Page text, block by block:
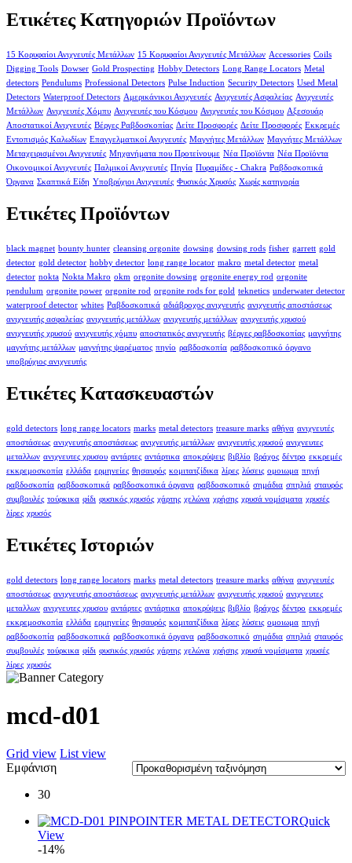
Ετικέτες Κατηγοριών Προϊόντων
15 Κορυφαίοι Ανιχνευτές Μετάλλων 15 Κορυφαίοι Ανιχνευτές Μετάλλων Accessories Coils
Digging Tools Dowser Gold Prospecting Hobby Detectors Long Range Locators Metal
detectors Pendulums Professional Detectors Pulse Induction Security Detectors Used Metal
Detectors Waterproof Detectors Αμερικάνικοι Ανιχνευτές Ανιχνευτές Ασφαλείας Ανιχνευτές
Μετάλλων Ανιχνευτές Χόμπυ Ανιχνευτές του Κόσμου Ανιχνευτές του Κόσμου Αξεσουάρ
Αποστατικοί Ανιχνευτές Βέργες Ραβδοσκοπίας Δείτε Προσφορές Δείτε Προσφορές Εκκρεμές
Εντοπισμός Καλωδίων Επαγγελματικοί Ανιχνευτές Μαγνήτες Μετάλλων Μαγνήτες Μετάλλων
Μεταχειρισμένοι Ανιχνευτές Μηχανήματα που Προτείνουμε Νέα Προϊόντα Νέα Προϊόντα
Οικονομικοί Ανιχνευτές Παλμικοί Ανιχνευτές Πηνία Πυραμίδες - Chakra Ραβδοσκοπικά
Όργανα Σκαπτικά Είδη Υποβρύχιοι Ανιχνευτές Φυσικός Χρυσός Χωρίς κατηγορία
Ετικέτες Προϊόντων
black magnet bounty hunter cleansing orgonite dowsing dowsing rods fisher garrett gold
detector gold detector hobby detector long range locator makro metal detector metal
detector nokta Nokta Makro okm orgonite dowsing orgonite energy rod orgonite
pendulum orgonite power orgonite rod orgonite rods for gold teknetics underwater detector
waterproof detector whites Ραβδοσκοπικά αδιάβροχος ανιχνευτής ανιχνευτής αποστάσεως
ανιχνευτής ασφαλείας ανιχνευτής μετάλλων ανιχνευτής μετάλλων ανιχνευτής χρυσού
ανιχνευτής χρυσού ανιχνευτής χόμπυ αποστατικός ανιχνευτής βέργες ραβδοσκοπίας μαγνήτης
μαγνήτης μετάλλων μαγνήτης ψαρέματος πηνίο ραβδοσκοπία ραβδοσκοπικό όργανο
υποβρύχιος ανιχνευτής
Ετικέτες Κατασκευαστών
gold detectors long range locators marks metal detectors treasure marks αθήνα ανιχνευτές
αποστάσεως ανιχνευτής αποστάσεως ανιχνευτής μετάλλων ανιχνευτής χρυσού ανιχνευτες
μεταλλων ανιχνευτες χρυσου αντάρτες αντάρτικα αποκρύψεις βιβλίο βράχος δέντρο εκκρεμές
εκκρεμοσκοπία ελλάδα ερμηνείες θησαυρός κομιτατζίδικα λίρες λύσεις ομοιωμα πηγή
ραβδοσκοπία ραβδοσκοπικά ραβδοσκοπικά όργανα ραβδοσκοπικό σημάδια σπηλιά σταυρός
συμβουλές τούρκικα φίδι φυσικός χρυσός χάρτης χελώνα χρήσης χρυσά νομίσματα χρυσές
λίρες χρυσός
Ετικέτες Ιστοριών
gold detectors long range locators marks metal detectors treasure marks αθήνα ανιχνευτές
αποστάσεως ανιχνευτής αποστάσεως ανιχνευτής μετάλλων ανιχνευτής χρυσού ανιχνευτες
μεταλλων ανιχνευτες χρυσου αντάρτες αντάρτικα αποκρύψεις βιβλίο βράχος δέντρο εκκρεμές
εκκρεμοσκοπία ελλάδα ερμηνείες θησαυρός κομιτατζίδικα λίρες λύσεις ομοιωμα πηγή
ραβδοσκοπία ραβδοσκοπικά ραβδοσκοπικά όργανα ραβδοσκοπικό σημάδια σπηλιά σταυρός
συμβουλές τούρκικα φίδι φυσικός χρυσός χάρτης χελώνα χρήσης χρυσά νομίσματα χρυσές
λίρες χρυσός
mcd-d01
Grid view List view
Εμφάνιση
30
Quick
View
-14%